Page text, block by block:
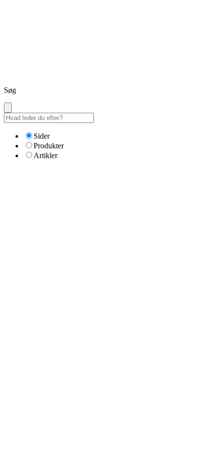
Søg
Sider
Produkter
Artikler